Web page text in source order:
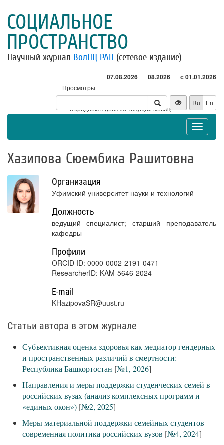
СОЦИАЛЬНОЕ
ПРОСТРАНСТВО
Научный журнал ВолНЦ РАН (сетевое издание)
07.08.2026 08.2026 с 01.01.2026
Просмотры
Посетители
* - в среднем в день за текущий месяц
Ru En
Toggle
Хазипова Сюембика Рашитовна
Организация
Уфимский университет науки и технологий
Должность
ведущий специалист; старший преподаватель
кафедры
Профили
ORCID ID: 0000-0002-2191-0471
ResearcherID: KAM-5646-2024
E-mail
KHazipovaSR@uust.ru
Статьи автора в этом журнале
Субъективная оценка здоровья как медиатор гендерных
и пространственных различий в смертности:
Республика Башкортостан [№1, 2026]
Направления и меры поддержки студенческих семей в
российских вузах (анализ комплексных программ и
«единых окон») [№2, 2025]
Меры материальной поддержки семейных студентов –
современная политика российских вузов [№4, 2024]